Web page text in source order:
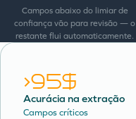
Campos abaixo do limiar de
confiança vão para revisão — o
restante flui automaticamente.
>95%
Acurácia na extração
Campos críticos